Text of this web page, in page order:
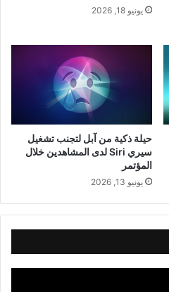
يونيو 18, 2026
حيلة ذكية من آبل لتجنب تشغيل
سيري Siri لدى المشاهدين خلال
المؤتمر
يونيو 13, 2026